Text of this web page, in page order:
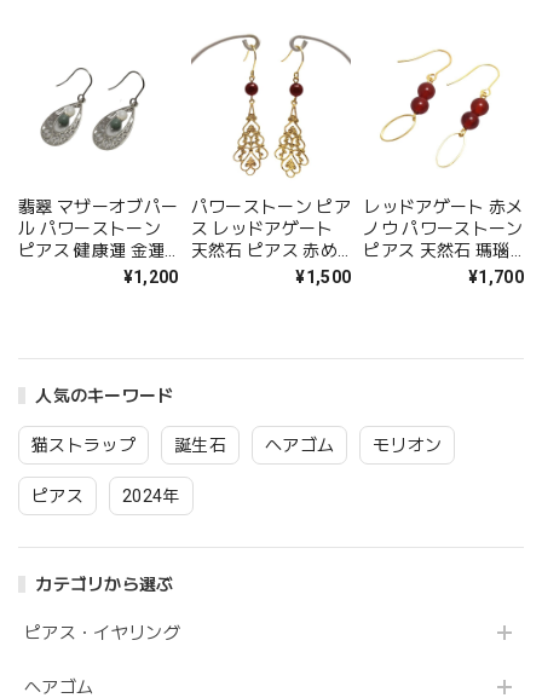
人気のキーワード
猫ストラップ 誕生石 ヘアゴム モリオン
ピアス 2024年
カテゴリから選ぶ
ピアス・イヤリング
ヘアゴム
ー 対応 ギフト イヤ
リング変更可 送料無
ル便 送料無料 プレ
ゼント ラッピング
チタン アクセサリー
ー ハンドメイド レ
ディース プレゼント
ピアス 金属アレルギ
ー 対応 ギフト
翡翠 マザーオブパー
ル パワーストーン
ピアス 健康運 金運
恋愛運 天然石 ピア
料無料 誕生日 アク
¥1,200
パワーストーン ピア
ス レッドアゲート
天然石 ピアス 赤め
のう 瑪瑙 子宝 ゆら
レディース 誕生日
クセサリー
¥1,500
レッドアゲート 赤メ
ノウ パワーストーン
ピアス 天然石 瑪瑙
アゲート ゴールド
っこいい 大人 プレ
ー 対応 ギフト イヤ
リング変更可 アクセ
サリー
¥1,700